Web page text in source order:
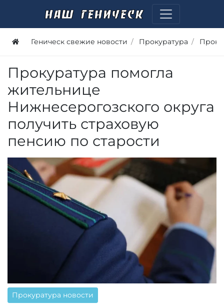
Геническ свежие новости Прокуратура
Прокуратура помогла
жительнице
Нижнесерогозского округа
получить страховую
пенсию по старости
Прокуратура новости